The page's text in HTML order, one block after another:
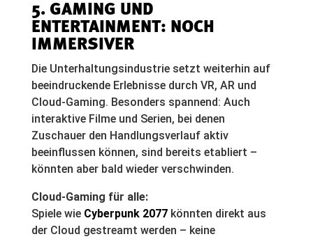
5. GAMING UND
ENTERTAINMENT: NOCH
IMMERSIVER
Die Unterhaltungsindustrie setzt weiterhin auf
beeindruckende Erlebnisse durch VR, AR und
Cloud-Gaming. Besonders spannend: Auch
interaktive Filme und Serien, bei denen
Zuschauer den Handlungsverlauf aktiv
beeinflussen können, sind bereits etabliert –
könnten aber bald wieder verschwinden.
Cloud-Gaming für alle:
Spiele wie Cyberpunk 2077könnten direkt aus
der Cloud gestreamt werden – keine